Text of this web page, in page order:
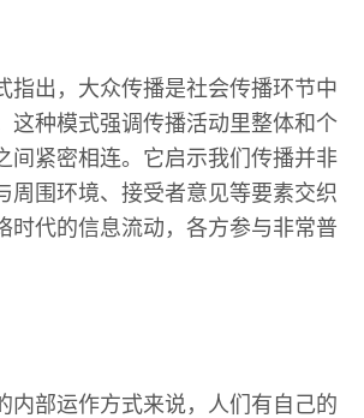
指出，大众传播是社会传播环节中
这种模式强调传播活动里整体和个
间紧密相连。它启示我们传播并非
周围环境、接受者意见等要素交织
时代的信息流动，各方参与非常普
内部运作方式来说，人们有自己的